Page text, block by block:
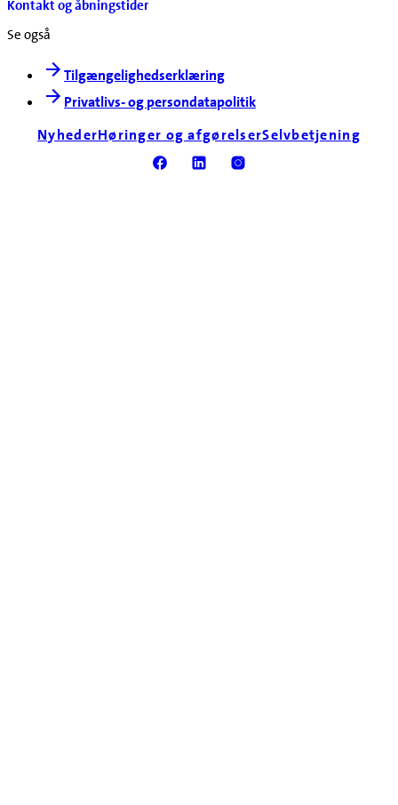
Kontakt og åbningstider
Se også
Tilgængelighedserklæring
Privatlivs- og persondatapolitik
NyhederHøringer og afgørelserSelvbetjening